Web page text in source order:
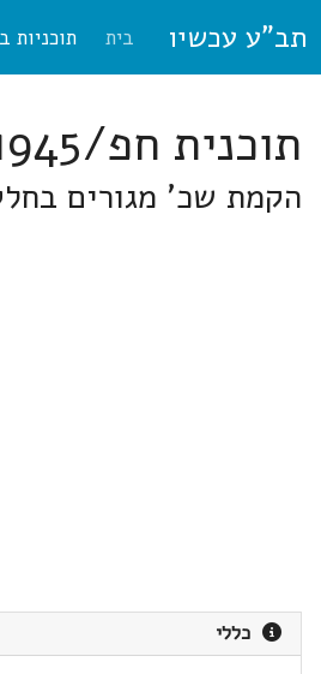
תב"ע עכשיו בית תוכניות
תוכנית חפ/1945 חיפה
הקמת שכ' מגורים
כללי